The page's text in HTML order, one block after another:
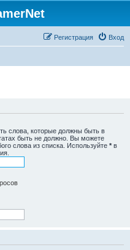
Вход
Регистрация
слова, которые должны быть в
быть не должно. Вы можете
слова из списка. Используйте * в